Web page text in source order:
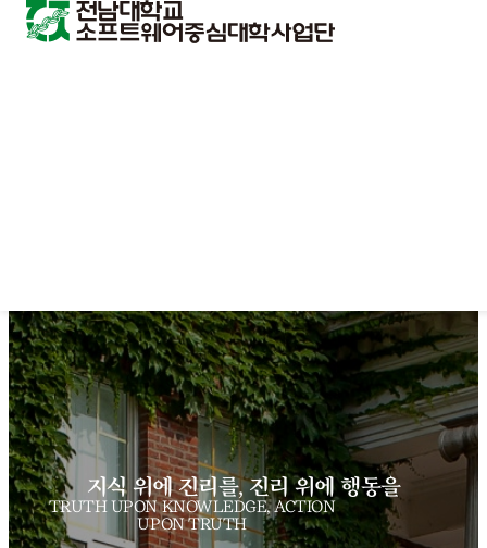
지식 위에 진리를, 진리 위에 행동을
TRUTH UPON KNOWLEDGE, ACTION
UPON TRUTH